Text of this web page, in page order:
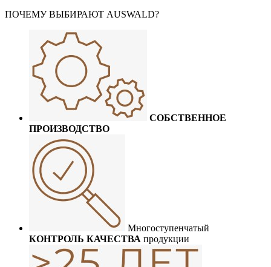
ПОЧЕМУ ВЫБИРАЮТ AUSWALD?
СОБСТВЕННОЕ
ПРОИЗВОДСТВО
Многоступенчатый
КОНТРОЛЬ КАЧЕСТВА продукции